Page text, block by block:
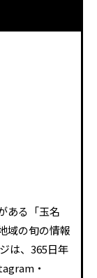
ある「玉名
域の旬の情報
は、365日年
・